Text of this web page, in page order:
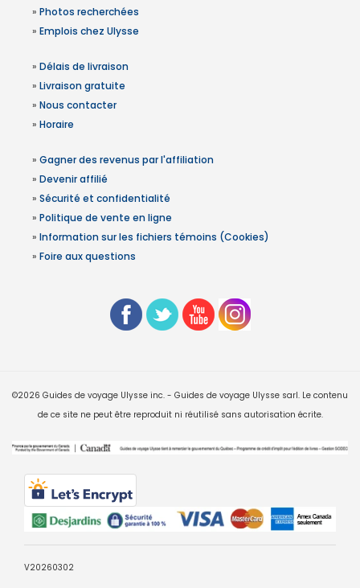
» Photos recherchées
» Emplois chez Ulysse
» Délais de livraison
» Livraison gratuite
» Nous contacter
» Horaire
» Gagner des revenus par l'affiliation
» Devenir affilié
» Sécurité et confidentialité
» Politique de vente en ligne
» Information sur les fichiers témoins (Cookies)
» Foire aux questions
©2026 Guides de voyage Ulysse inc. - Guides de voyage Ulysse sarl. Le contenu
de ce site ne peut être reproduit ni réutilisé sans autorisation écrite.
V20260302